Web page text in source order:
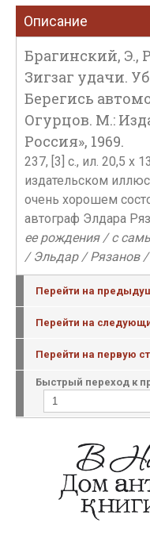
Описание
Брагинский, Э.,
Зигзаг удачи.
Берегись
Огурцов. М.:
Россия», 1969.
237, [3] с., ил. 20,5 x
издательском
очень хорошем
автограф Элдара
ее рождения / с
/ Эльдар / Рязанов /
Перейти на
Перейти на
Перейти на первую
Быстрый переход к